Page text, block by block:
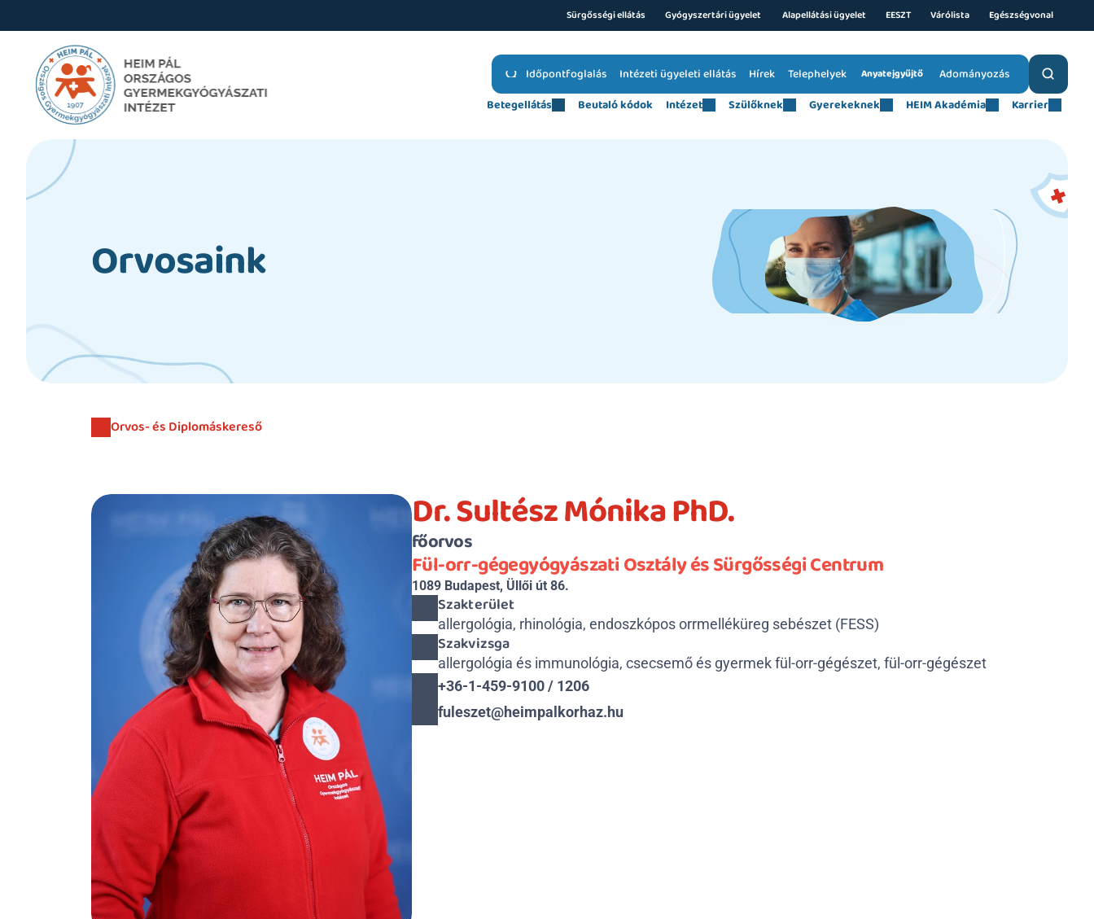
Sürgősségi ellátás Gyógyszertári ügyelet Alapellátási ügyelet EESZT Várólista Egészségvonal
Időpontfoglalás Intézeti ügyeleti ellátás Telephelyek Anyatejgyűjtő Adományozás
Hírek
Betegellátás
Beutaló kódok Intézet Szülőknek Gyerekeknek HEIM Akadémia Karrier
Orvosaink
Orvos- és Diplomáskereső
Dr. Sultész Mónika PhD.
főorvos
Fül-orr-gégegyógyászati Osztály és Sürgősségi Centrum
1089 Budapest, Üllői út 86.
Szakterület
allergológia, rhinológia, endoszkópos orrmelléküreg sebészet (FESS)
Szakvizsga
allergológia és immunológia, csecsemő és gyermek fül-orr-gégészet, fül-orr-gégészet
+36-1-459-9100 / 1206
fuleszet@heimpalkorhaz.hu